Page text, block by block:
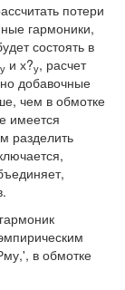
потери
гармоники,
состоять в
у и х?у, расчет
добавочные
чем в обмотке
имеется
разделить
в обмотке